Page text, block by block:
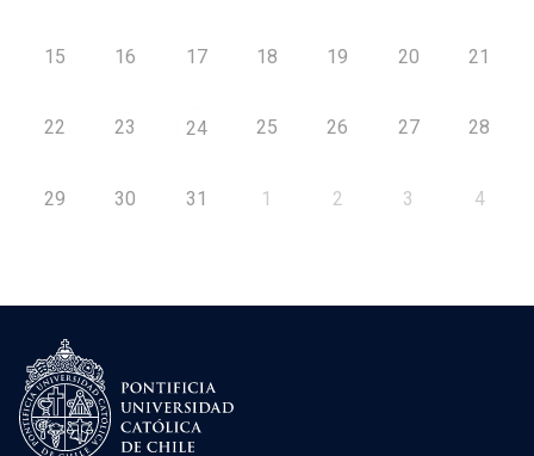
15 16 17 18 19 20 21
22 23 24 25 26 27 28
29 30 31 1 2 3 4